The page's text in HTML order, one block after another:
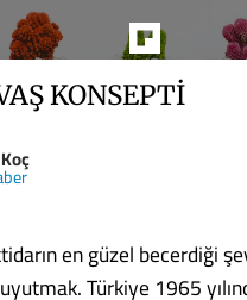
KONSEPTİ
en güzel becerdiği
Türkiye 1965